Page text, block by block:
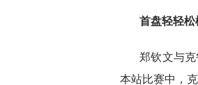
首盘轻轻松
郑钦文与
本站比赛中，